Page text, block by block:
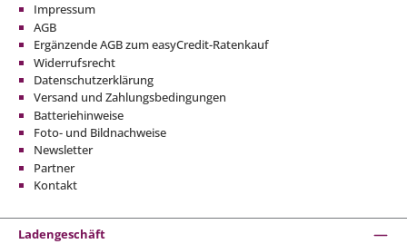
Impressum
AGB
Ergänzende AGB zum easyCredit-Ratenkauf
Widerrufsrecht
Datenschutzerklärung
Versand und Zahlungsbedingungen
Batteriehinweise
Foto- und Bildnachweise
Newsletter
Partner
Kontakt
Ladengeschäft